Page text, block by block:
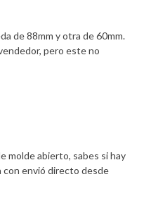
de 88mm y otra de 60mm.
pero este no
molde abierto, sabes si hay
con envió directo desde